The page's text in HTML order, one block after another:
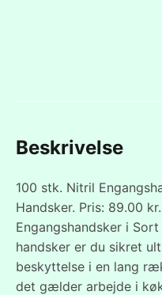
Beskrivelse
100 stk. Nitril
Handsker. Pris: 89.00
Engangshandsker i
handsker er du sikret
beskyttelse i en lang
det gælder arbejde i